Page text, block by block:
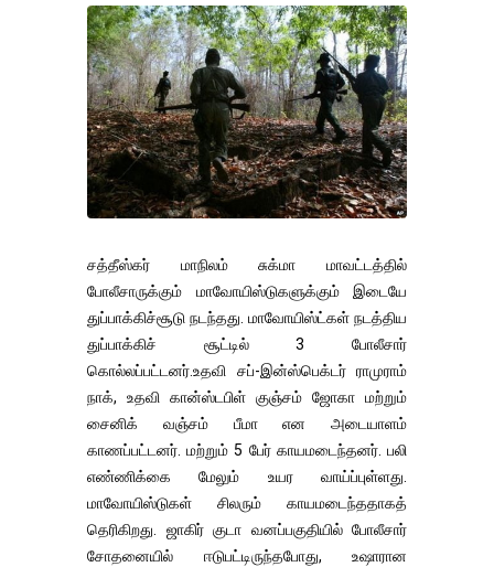
சத்தீஸ்கர் மாநிலம் சுக்மா மாவட்டத்தில்
போலீசாருக்கும் மாவோயிஸ்டுகளுக்கும் இடையே
துப்பாக்கிச்சூடு நடந்தது. மாவோயிஸ்ட்கள் நடத்திய
துப்பாக்கிச் சூட்டில் 3 போலீசார்
கொல்லப்பட்டனர்.உதவி சப்-இன்ஸ்பெக்டர் ராமுராம்
நாக், உதவி கான்ஸ்டபிள் குஞ்சம் ஜோகா மற்றும்
சைனிக் வஞ்சம் பீமா என அடையாளம்
காணப்பட்டனர். மற்றும் 5 பேர் காயமடைந்தனர். பலி
எண்ணிக்கை மேலும் உயர வாய்ப்புள்ளது.
மாவோயிஸ்டுகள் சிலரும் காயமடைந்ததாகத்
தெரிகிறது. ஜாகிர் குடா வனப்பகுதியில் போலீசார்
சோதனையில் ஈடுபட்டிருந்தபோது, ​​உஷாரான